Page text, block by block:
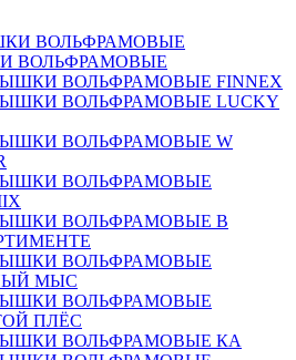
ВОЛЬФРАМОВЫЕ
ВОЛЬФРАМОВЫЕ FINNEX
ВОЛЬФРАМОВЫЕ LUCKY
ВОЛЬФРАМОВЫЕ W
ВОЛЬФРАМОВЫЕ
ВОЛЬФРАМОВЫЕ В
ВОЛЬФРАМОВЫЕ
МЫС
ВОЛЬФРАМОВЫЕ
ПЛЁС
ВОЛЬФРАМОВЫЕ КА